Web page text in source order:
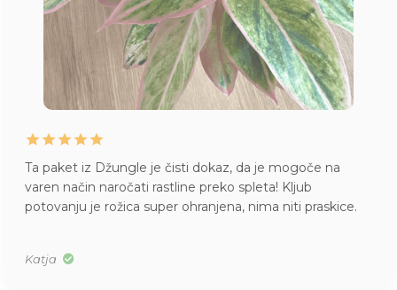
Ta paket iz Džungle je čisti dokaz, da je mogoče na
varen način naročati rastline preko spleta! Kljub
potovanju je rožica super ohranjena, nima niti praskice.
Katja